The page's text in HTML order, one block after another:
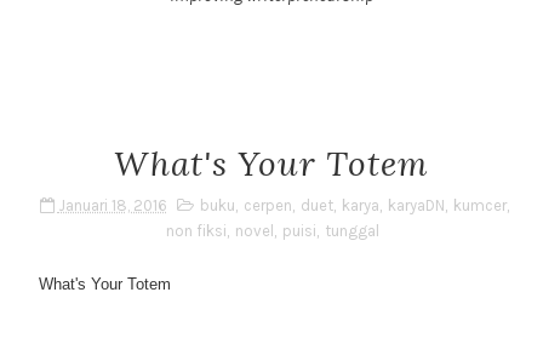
What's Your Totem
Januari 18, 2016 buku, cerpen, duet, karya, karyaDN, kumcer,
non fiksi, novel , puisi, tunggal
What's Your Totem